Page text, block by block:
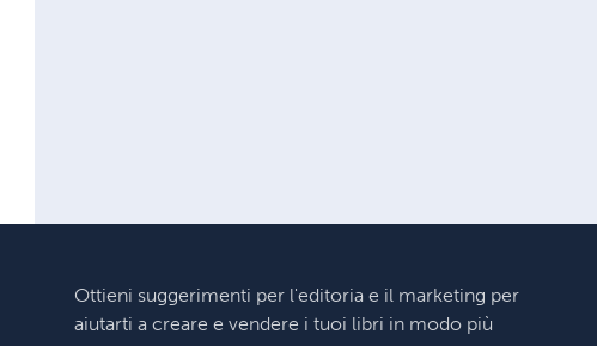
Ottieni suggerimenti per l'editoria e il marketing per
aiutarti a creare e vendere i tuoi libri in modo più